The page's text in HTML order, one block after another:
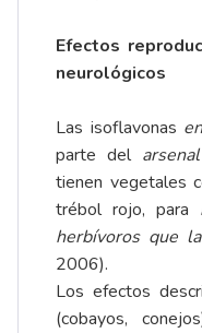
Efectos
neurológicos
Las isoflavonas
parte del
tienen vegetales
trébol rojo, para
herbívoros que
2006).
Los efectos
(cobayos,